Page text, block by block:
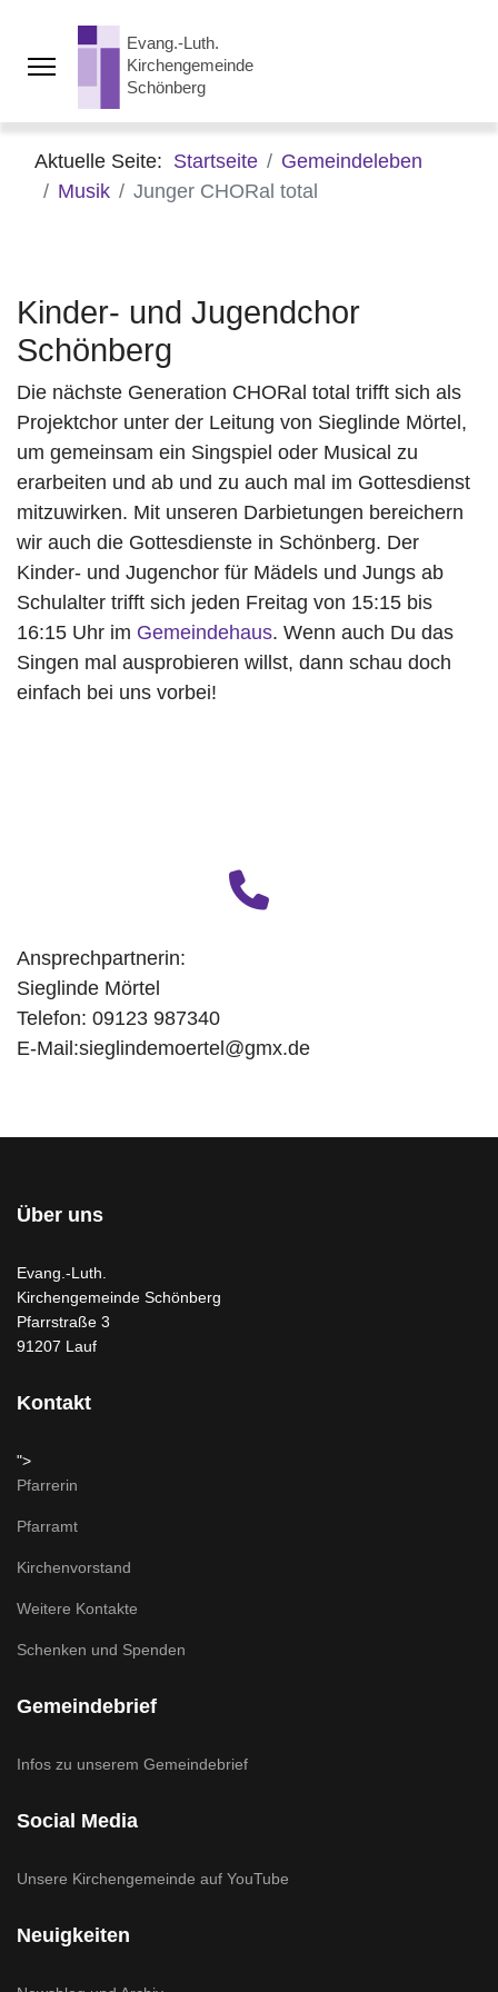
Aktuelle Seite: Startseite
Gemeindeleben
Musik
Junger CHORal total
Kinder- und Jugendchor
Schönberg
Die nächste Generation CHORal total trifft sich als
Projektchor unter der Leitung von Sieglinde Mörtel,
um gemeinsam ein Singspiel oder Musical zu
erarbeiten und ab und zu auch mal im Gottesdienst
mitzuwirken. Mit unseren Darbietungen bereichern
wir auch die Gottesdienste in Schönberg. Der
Kinder- und Jugenchor für Mädels und Jungs ab
Schulalter trifft sich jeden Freitag von 15:15 bis
16:15 Uhr im Gemeindehaus. Wenn auch Du das
Singen mal ausprobieren willst, dann schau doch
einfach bei uns vorbei!
phone
Ansprechpartnerin:
Sieglinde Mörtel
Telefon: 09123 987340
E-Mail:sieglindemoertel@gmx.de
Über uns
Evang.-Luth.
Kirchengemeinde Schönberg
Pfarrstraße 3
91207 Lauf
Kontakt
">
Pfarrerin
Pfarramt
Kirchenvorstand
Weitere Kontakte
Schenken und Spenden
Gemeindebrief
Infos zu unserem Gemeindebrief
Social Media
Unsere Kirchengemeinde auf YouTube
Neuigkeiten